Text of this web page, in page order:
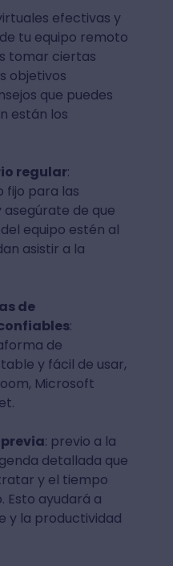
efectivas y
tu equipo remoto
tomar ciertas
objetivos
que puedes
están los
regular:
fijo para las
asegúrate de que
equipo estén al
asistir a la
de
:
de
y fácil de usar,
Microsoft
: previo a la
detallada que
y el tiempo
Esto ayudará a
y la productividad